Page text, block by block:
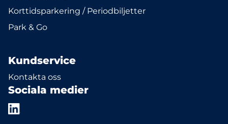
Korttidsparkering / Periodbiljetter
Park & Go
Kundservice
Kontakta oss
Sociala medier